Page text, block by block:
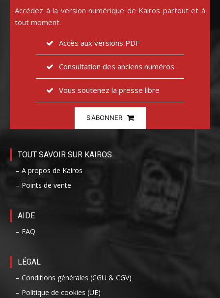
Accédez à la version numérique de Kairos partout et à
tout moment.
Accès aux versions PDF
Consultation des anciens numéros
Vous soutenez la presse libre
S'ABONNER
TOUT SAVOIR SUR KAIROS
– A propos de Kairos
– Points de vente
AIDE
– FAQ
LÉGAL
– Conditions générales (CGU & CGV)
– Politique de cookies (UE)